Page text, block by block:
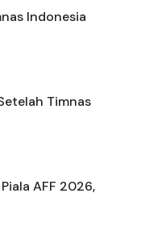
Indonesia
Timnas
AFF 2026,